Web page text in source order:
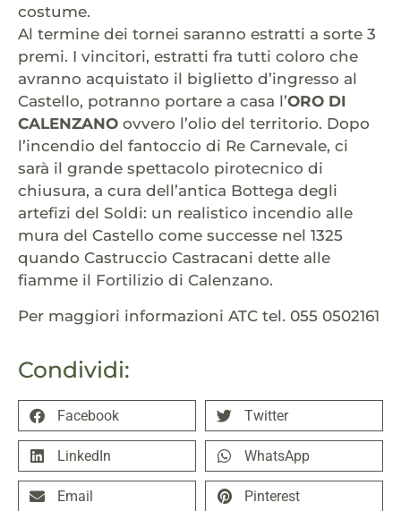
Condividi:
Facebook Twitter
LinkedIn WhatsApp
Email Pinterest
costume.
Al termine dei tornei saranno estratti a sorte 3
premi. I vincitori, estratti fra tutti coloro che
avranno acquistato il biglietto d’ingresso al
Castello, potranno portare a casa l’ORO DI
CALENZANO ovvero l’olio del territorio. Dopo
l’incendio del fantoccio di Re Carnevale, ci
sarà il grande spettacolo pirotecnico di
chiusura, a cura dell’antica Bottega degli
artefizi del Soldi: un realistico incendio alle
mura del Castello come successe nel 1325
quando Castruccio Castracani dette alle
fiamme il Fortilizio di Calenzano.
Per maggiori informazioni ATC tel. 055 0502161